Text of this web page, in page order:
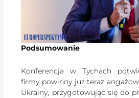
Podsumowanie
Konferencja w Tychach
firmy powinny już teraz
Ukrainy, przygotowując się do